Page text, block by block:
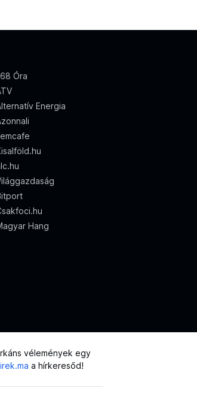
Óra
Energia
Hang
vélemények egy
a hírkeresőd!